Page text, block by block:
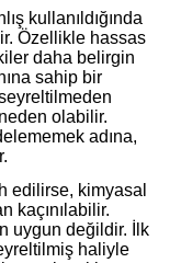
kullanıldığında
Özellikle hassas
daha belirgin
sahip bir
neden olabilir.
adına,
edilirse, kimyasal
kaçınılabilir.
uygun değildir. İlk
haliyle